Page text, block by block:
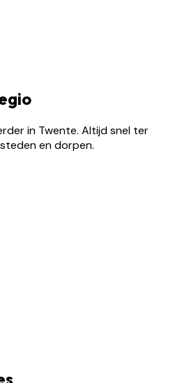
in Twente. Altijd snel ter
en dorpen.